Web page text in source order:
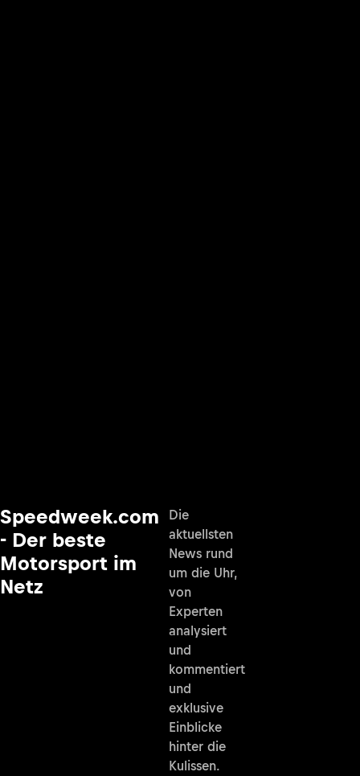
Speedweek.com
- Der beste
Motorsport im
Netz
Die
aktuellsten
News rund
um die Uhr,
von
Experten
analysiert
und
kommentiert
und
exklusive
Einblicke
hinter die
Kulissen.